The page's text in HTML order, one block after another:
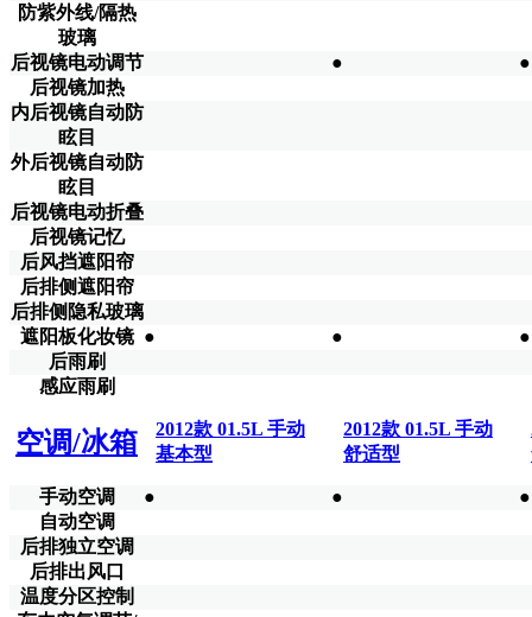
防紫外线/隔热
玻璃
后视镜电动调节
●
●
后视镜加热
内后视镜自动防
眩目
外后视镜自动防
眩目
后视镜电动折叠
后视镜记忆
后风挡遮阳帘
后排侧遮阳帘
后排侧隐私玻璃
遮阳板化妆镜 ● ●
●
后雨刷
感应雨刷
空调/冰箱
2012款 01.5L 手动
基本型
2012款 01.5L 手动
舒适型
手动空调 ● ●
●
自动空调
后排独立空调
后排出风口
温度分区控制